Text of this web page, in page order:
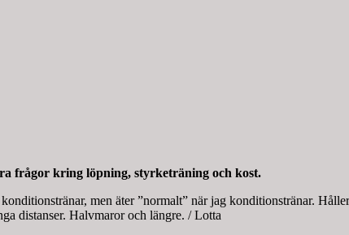
frågor kring löpning, styrketräning och kost.
men äter ”normalt” när jag konditionstränar.
distanser. Halvmaror och längre. / Lotta